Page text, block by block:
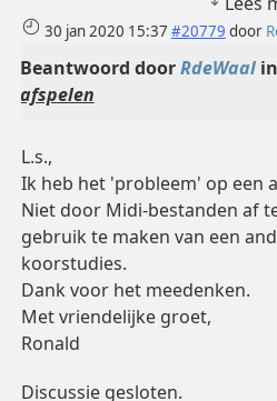
30 jan 2020 15:37 #20779 door
Beantwoord doorRdeWaal
afspelen
L.s.,
Ik heb het 'probleem' op een
Niet door Midi-bestanden af
gebruik te maken van een
koorstudies.
Dank voor het meedenken.
Met vriendelijke groet,
Ronald
Discussie gesloten.